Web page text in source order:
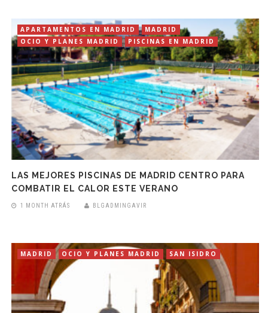
APARTAMENTOS EN MADRID
MADRID
OCIO Y PLANES MADRID
PISCINAS EN MADRID
LAS MEJORES PISCINAS DE MADRID CENTRO PARA
COMBATIR EL CALOR ESTE VERANO
1 MONTH ATRÁS BLGADMINGAVIR
MADRID OCIO Y PLANES MADRID SAN ISIDRO